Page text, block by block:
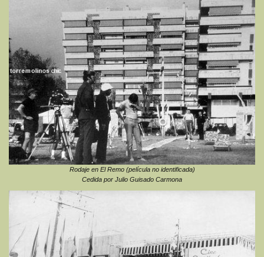
Rodaje en El Remo (película no identificada)
Cedida por Julio Guisado Carmona